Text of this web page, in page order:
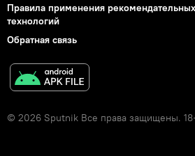
Правила применения рекомендательных
технологий
Обратная связь
© 2026 Sputnik Все права защищены.